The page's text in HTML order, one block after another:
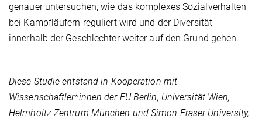
genauer untersuchen, wie das komplexes Sozialverhalten
bei Kampfläufern reguliert wird und der Diversität
innerhalb der Geschlechter weiter auf den Grund gehen.
Diese Studie entstand in Kooperation mit
Wissenschaftler*innen der FU Berlin, Universität Wien,
Helmholtz Zentrum München und Simon Fraser University,